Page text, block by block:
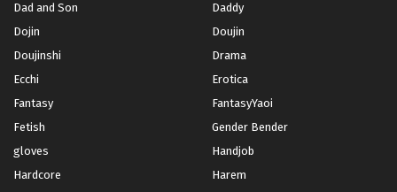
Dad and Son
Daddy
Dojin
Doujin
Doujinshi
Drama
Ecchi
Erotica
Fantasy
FantasyYaoi
Fetish
Gender Bender
gloves
Handjob
Hardcore
Harem